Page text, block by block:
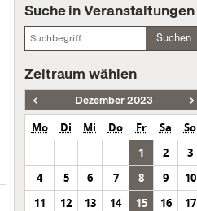
Suche in Veranstaltungen
Suchen
Zeitraum wählen
Dezember 2023
Mo Di Mi Do Fr Sa
So
1
2
3
4
5 6 7 8 9
10
11
12 13 14 15 16
17